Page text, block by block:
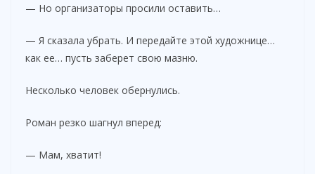
— Но организаторы просили оставить…
— Я сказала убрать. И передайте этой художнице…
как ее… пусть заберет свою мазню.
Несколько человек обернулись.
Роман резко шагнул вперед:
— Мам, хватит!